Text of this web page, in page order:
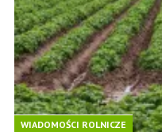
WIADOMOŚCI ROLNICZE